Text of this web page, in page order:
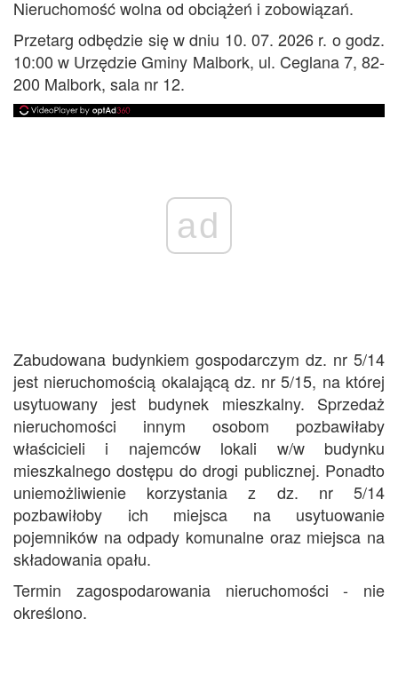
Nieruchomość wolna od obciążeń i zobowiązań.
Przetarg odbędzie się w dniu 10. 07. 2026 r. o godz.
10:00 w Urzędzie Gminy Malbork, ul. Ceglana 7, 82-
200 Malbork, sala nr 12.
ad
Zabudowana budynkiem gospodarczym dz. nr 5/14
jest nieruchomością okalającą dz. nr 5/15, na której
usytuowany jest budynek mieszkalny. Sprzedaż
nieruchomości innym osobom pozbawiłaby
właścicieli i najemców lokali w/w budynku
mieszkalnego dostępu do drogi publicznej. Ponadto
uniemożliwienie korzystania z dz. nr 5/14
pozbawiłoby ich miejsca na usytuowanie
pojemników na odpady komunalne oraz miejsca na
składowania opału.
Termin zagospodarowania nieruchomości - nie
określono.